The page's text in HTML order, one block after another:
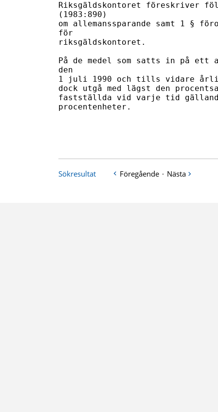
Riksgäldskontoret föreskriver
(1983:890)
om allemanssparande samt 1 §
för
riksgäldskontoret.
På de medel som satts in på ett
den
1 juli 1990 och tills vidare
dock utgå med lägst den
fastställda vid varje tid
procentenheter.
Sökresultat Föregående · Nästa